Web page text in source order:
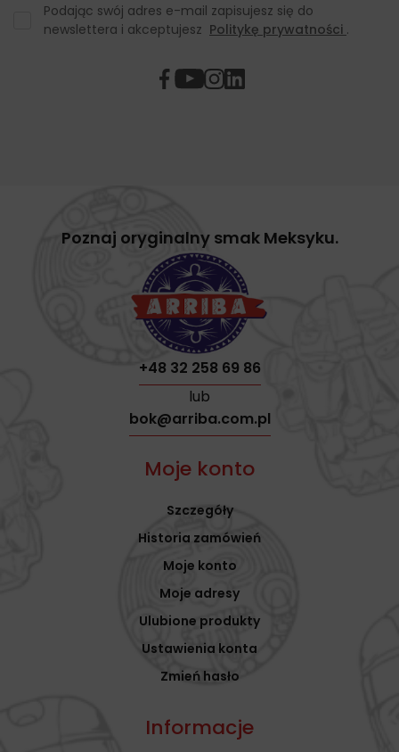
Podając swój adres e-mail zapisujesz się do
newslettera i akceptujesz Politykę prywatności .
Poznaj oryginalny smak Meksyku.
+48 32 258 69 86
lub
bok@arriba.com.pl
Moje konto
Szczegóły
Historia zamówień
Moje konto
Moje adresy
Ulubione produkty
Ustawienia konta
Zmień hasło
Informacje